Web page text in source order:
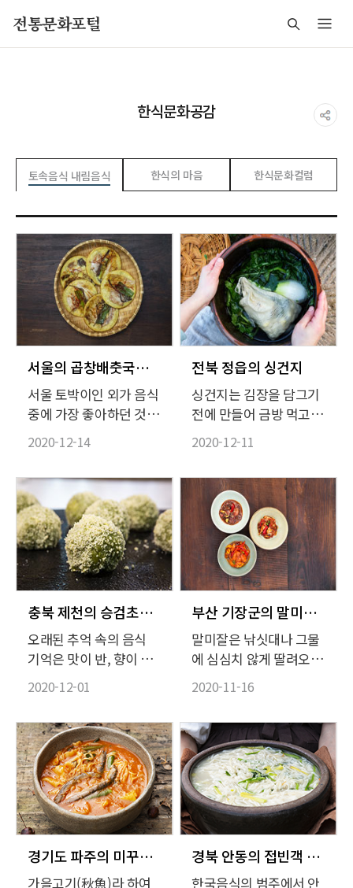
전통문화포털
한식문화공감
토속음식 내림음식 한식의 마음 한식문화컬럼
서울의 곱창배춧국과 빈대떡
서울 토박이인 외가 음식
중에 가장 좋아하던 것은
겨울에 끓여먹는 곱창배
춧국이다. 집집마다 김장
하는 날에 먹는 음식은
대개 정해져 있게 마련인
데 외할머니도, 어머니도
김장하는 날에는 꼭 곱창
배춧국을 한 솥씩 끓여내
셨다.
2020-12-14
전북 정읍의 싱건지
싱건지는 김장을 담그기
전에 만들어 금방 먹고
치우는 김치다. 국물의
간을 세지 않게 해서 담
그자마자 금방 익혀 국물
도 먹고, 무도 건져 먹다
가 군내가 나기 시작하면
찬거리로 요긴하게 쓴다.
통마늘, 생강, 삭힌 고추
를 베보자기에 싸서 독
한구석에 박아 넣으면 국
물이 탁해지지 않고 맑
다. 기호에 따라 나박김
치 담그듯 고춧가루를 좀
섞어 불그스름하게 색을
내기도 한다.
2020-12-11
충북 제천의 승검초단자와 수수무조청
오래된 추억 속의 음식
기억은 맛이 반, 향이 반
이다. 대한민국 식품명인
52호인 이연순 씨가 만드
는 승검초단자도 어린 시
절의 기억에서 출발한 음
식이다. 승검초단자는 당
귀(當歸)잎을 갈아서 찹
쌀가루에 섞어 쪄 색과
맛, 향을 낸 후 꿀로 반죽
한 거피팥소를 감싸고 잣
고물에 굴려 만드는 떡이
다.
2020-12-01
부산 기장군의 말미잘탕과 생선찜, 군소 산적
말미잘은 낚싯대나 그물
에 심심치 않게 딸려오는
통에 오랫동안 골칫거리
로 여겨져 왔다. 잘못 만
지면 촉수로 독을 쏘아대
니 반가울 턱이 없었다.
예쁜 쓰레기 취급이나 받
던 말미잘을 식재료로 써
볼 생각을 한 건 부산 기
장 사람들. 구워먹고, 끓
여먹고, 데쳐먹는다.
2020-11-16
경기도 파주의 미꾸라지 털레기와 추두부
가을고기(秋魚)라 하여
경북 안동의 접빈객 음식, 안동국시와 안동식혜
한국음식의 범주에서 안